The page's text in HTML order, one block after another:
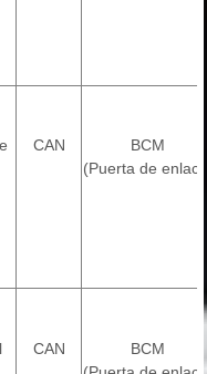
CAN
BCM
(Puerta de
CAN
BCM